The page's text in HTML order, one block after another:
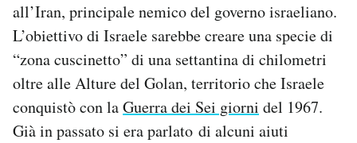
all’Iran, principale nemico del governo israeliano.
L’obiettivo di Israele sarebbe creare una specie di
“zona cuscinetto” di una settantina di chilometri
oltre alle Alture del Golan, territorio che Israele
conquistò con laGuerra dei Sei giorni del 1967.
Già in passato si era parlato di alcuni aiuti